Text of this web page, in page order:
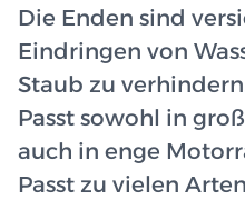
Die Enden sind
Eindringen von
Staub zu
Passt sowohl in
auch in enge
Passt zu vielen